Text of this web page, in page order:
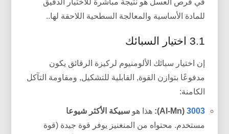
في قرص العسل هو نتيجة مباشرة للاختيار الدقيق
للمادة الأساسية والمعالجة السطحية اللاحقة لها..
3.1 اختيار السبائك
إن اختيار سبائك الألومنيوم لركيزة الرقائق يكون
مدفوعًا بتوازن القوة, القابلية للتشكيل, ومقاومة التآكل
الكامنة:
3003
(Al-Mn): هذا هوسبيكة الأكثر شيوعا
مستخدم. محتواه من المنغنيز يوفر قوة جيدة (قوة